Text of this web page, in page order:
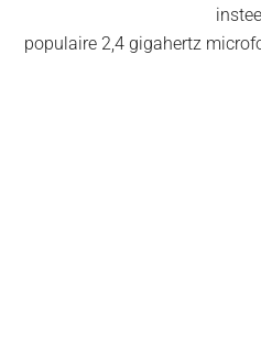
populaire 2,4 gigahertz